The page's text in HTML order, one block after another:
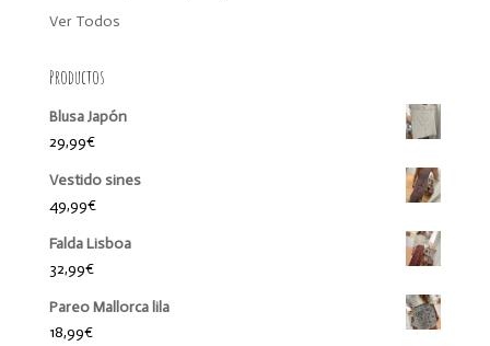
Ver Todos
Productos
Blusa Japón
29,99€
Vestido sines
49,99€
Falda Lisboa
32,99€
Pareo Mallorca lila
18,99€